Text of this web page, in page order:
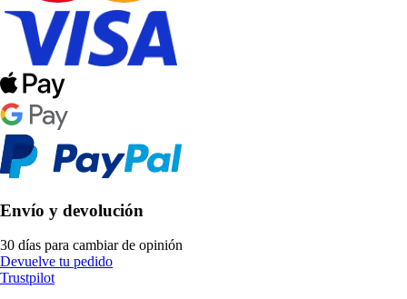
Envío y devolución
30 días para cambiar de opinión
Devuelve tu pedido
Trustpilot